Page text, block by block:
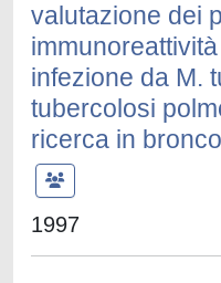
valutazione dei
infezione da M.
tubercolosi
ricerca in
1997